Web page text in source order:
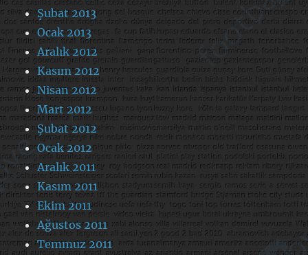
Şubat 2013
Ocak 2013
Aralık 2012
Kasım 2012
Nisan 2012
Mart 2012
Şubat 2012
Ocak 2012
Aralık 2011
Kasım 2011
Ekim 2011
Ağustos 2011
Temmuz 2011